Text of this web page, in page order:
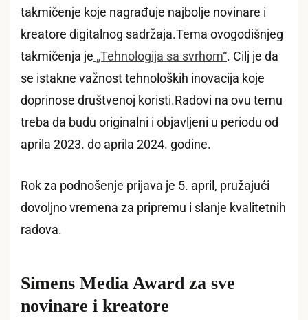
takmičenje koje nagrađuje najbolje novinare i
kreatore digitalnog sadržaja.Tema ovogodišnjeg
takmičenja je „Tehnologija sa svrhom“. Cilj je da
se istakne važnost tehnoloških inovacija koje
doprinose društvenoj koristi.Radovi na ovu temu
treba da budu originalni i objavljeni u periodu od
aprila 2023. do aprila 2024. godine.
Rok za podnošenje prijava je 5. april, pružajući
dovoljno vremena za pripremu i slanje kvalitetnih
radova.
Simens Media Award za sve
novinare i kreatore